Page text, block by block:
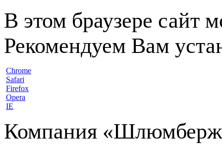
В этом браузере сайт
Рекомендуем Вам
Chrome
Safari
Firefox
Opera
IE
Компания